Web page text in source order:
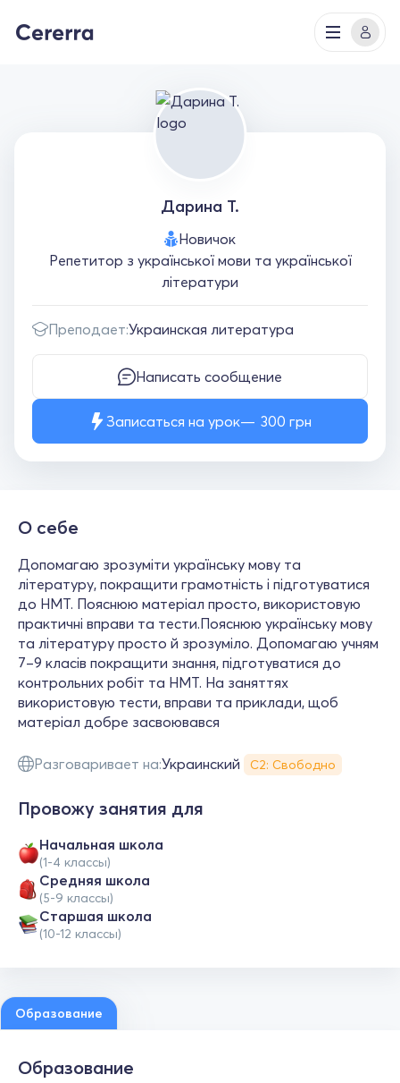
Дарина Т.
Новичок
Репетитор з української мови та української
літератури
Преподает:Украинская литература
Написать сообщение
Записаться на урок 300 грн
О себе
Допомагаю зрозуміти українську мову та
літературу, покращити грамотність і підготуватися
до НМТ. Пояснюю матеріал просто, використовую
практичні вправи та тести.Пояснюю українську мову
та літературу просто й зрозуміло. Допомагаю учням
7–9 класів покращити знання, підготуватися до
контрольних робіт та НМТ. На заняттях
використовую тести, вправи та приклади, щоб
матеріал добре засвоювався
Разговаривает на:Украинский С2: Свободно
Провожу занятия для
Начальная школа
(1-4 классы)
Средняя школа
(5-9 классы)
Cтаршая школа
(10-12 классы)
Образование
Образование